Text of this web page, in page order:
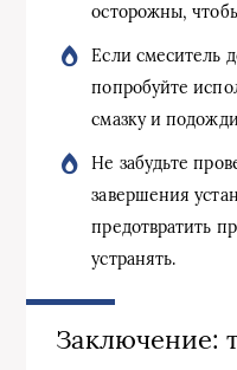
осторожны,
Если смеситель
попробуйте
смазку и
Не забудьте
завершения
предотвратить
устранять.
Заключение: